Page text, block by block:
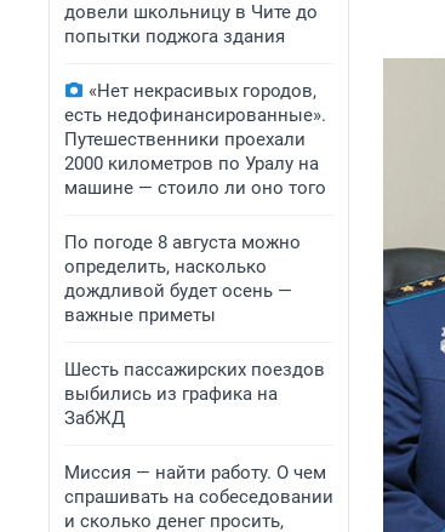
довели школьницу в Чите до
попытки поджога здания
«Нет некрасивых городов,
есть недофинансированные».
Путешественники проехали
2000 километров по Уралу на
машине — стоило ли оно того
По погоде 8 августа можно
определить, насколько
дождливой будет осень —
важные приметы
Шесть пассажирских поездов
выбились из графика на
ЗабЖД
Миссия — найти работу. О чем
спрашивать на собеседовании
и сколько денег просить,